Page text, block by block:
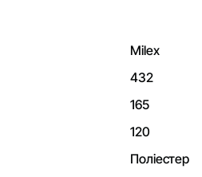
Milex
432
165
120
Поліестер